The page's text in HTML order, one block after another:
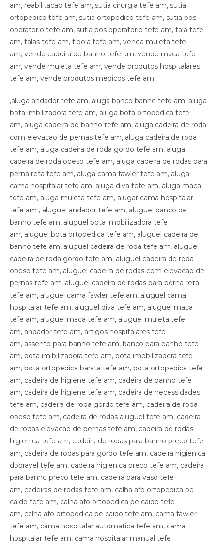
am, reabilitacao tefe am, sutia cirurgia tefe am, sutia
ortopedico tefe am, sutia ortopedico tefe am, sutia pos
operatorio tefe am, sutia pos operatorio tefe am, tala tefe
am, talas tefe am, tipoia tefe am, venda muleta tefe
am, vende cadeira de banho tefe am, vende maca tefe
am, vende muleta tefe am, vende produtos hospitalares
tefe am, vende produtos medicos tefe am,
,aluga andador tefe am, aluga banco banho tefe am, aluga
bota imbilizadora tefe am, aluga bota ortopedica tefe
am, aluga cadeira de banho tefe am, aluga cadeira de roda
com elevacao de pernas tefe am, aluga cadeira de roda
tefe am, aluga cadeira de roda gordo tefe am, aluga
cadeira de roda obeso tefe am, aluga cadeira de rodas para
perna reta tefe am, aluga cama fawler tefe am, aluga
cama hospitalar tefe am, aluga diva tefe am, aluga maca
tefe am, aluga muleta tefe am, alugar cama hospitalar
tefe am , aluguel andador tefe am, aluguel banco de
banho tefe am, aluguel bota imobilizadora tefe
am, aluguel bota ortopedica tefe am, aluguel cadeira de
banho tefe am, aluguel cadeira de roda tefe am, aluguel
cadeira de roda gordo tefe am, aluguel cadeira de roda
obeso tefe am, aluguel cadeira de rodas com elevacao de
pernas tefe am, aluguel cadeira de rodas para perna reta
tefe am, aluguel cama fawler tefe am, aluguel cama
hospitalar tefe am, aluguel diva tefe am, aluguel maca
tefe am, aluguel maca tefe am, aluguel muleta tefe
am, andador tefe am, artigos hospitalares tefe
am, assento para banho tefe am, banco para banho tefe
am, bota imibilizadora tefe am, bota imobilizadora tefe
am, bota ortopedica barata tefe am, bota ortopedica tefe
am, cadeira de higiene tefe am, cadeira de banho tefe
am, cadeira de higiene tefe am, cadeira de necessidades
tefe am, cadeira de roda gordo tefe am, cadeira de roda
obeso tefe am, cadeira de rodas aluguel tefe am, cadeira
de rodas elevacao de pernas tefe am, cadeira de rodas
higienica tefe am, cadeira de rodas para banho preco tefe
am, cadeira de rodas para gordo tefe am, cadeira higienica
dobravel tefe am, cadeira higienica preco tefe am, cadeira
para banho preco tefe am, cadeira para vaso tefe
am, cadeiras de rodas tefe am, calha afo ortopedica pe
caido tefe am, calha afo ortopedica pe caido tefe
am, calha afo ortopedica pe caido tefe am, cama fawler
tefe am, cama hospitalar automatica tefe am, cama
hospitalar tefe am, cama hospitalar manual tefe